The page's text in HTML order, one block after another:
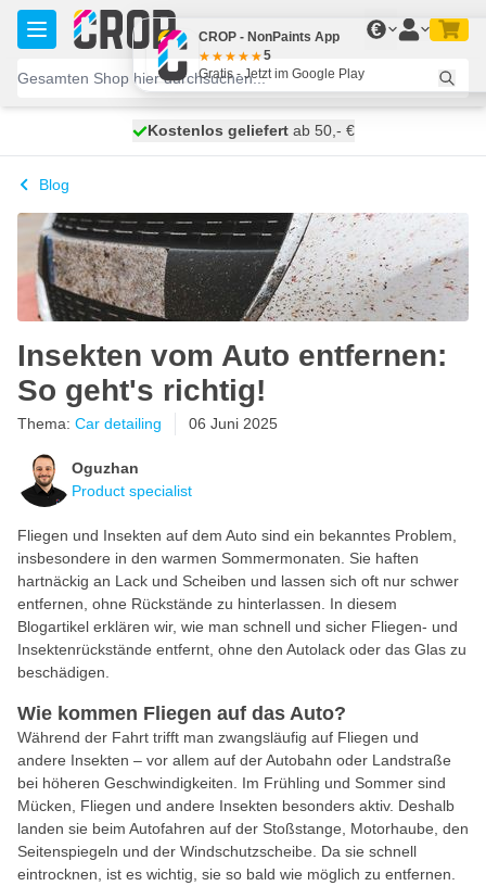
Zum Inhalt springen
€
heute versendet
Kostenlos geliefertab 50,- €
100 Tage
Blog
Insekten vom Auto entfernen:
So geht's richtig!
Thema: Car detailing 06 Juni 2025
Oguzhan
Product specialist
Fliegen und Insekten auf dem Auto sind ein bekanntes Problem,
insbesondere in den warmen Sommermonaten. Sie haften
hartnäckig an Lack und Scheiben und lassen sich oft nur schwer
entfernen, ohne Rückstände zu hinterlassen. In diesem
Blogartikel erklären wir, wie man schnell und sicher Fliegen- und
Insektenrückstände entfernt, ohne den Autolack oder das Glas zu
beschädigen.
Wie kommen Fliegen auf das Auto?
Während der Fahrt trifft man zwangsläufig auf Fliegen und
andere Insekten – vor allem auf der Autobahn oder Landstraße
bei höheren Geschwindigkeiten. Im Frühling und Sommer sind
Mücken, Fliegen und andere Insekten besonders aktiv. Deshalb
landen sie beim Autofahren auf der Stoßstange, Motorhaube, den
Seitenspiegeln und der Windschutzscheibe. Da sie schnell
eintrocknen, ist es wichtig, sie so bald wie möglich zu entfernen.
CROP - NonPaints App
5
Gratis - Jetzt im Google Play